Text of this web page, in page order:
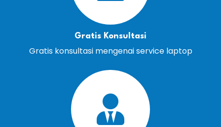
Gratis Konsultasi
Gratis konsultasi mengenai service laptop